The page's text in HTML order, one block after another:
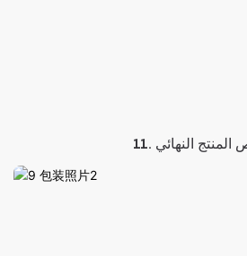
المنتج النهائي